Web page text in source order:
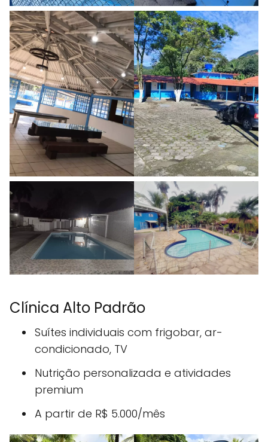
Clínica Alto Padrão
Suítes individuais com frigobar, ar-
condicionado, TV
Nutrição personalizada e atividades
premium
A partir de R$ 5.000/mês